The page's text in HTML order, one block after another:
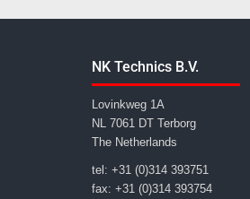
NK Technics B.V.
Lovinkweg 1A
NL 7061 DT Terborg
The Netherlands
tel: +31 (0)314 393751
fax: +31 (0)314 393754